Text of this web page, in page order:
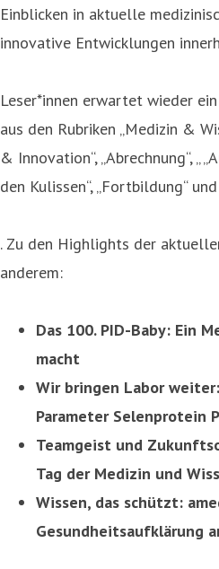
Einblicken in aktuelle
innovative Entwicklungen
Leser*innen erwartet wieder
aus den Rubriken „Medizin &
& Innovation“, „Abrechnung“, „
den Kulissen“, „Fortbildung“
. Zu den Highlights der
anderem:
Das 100. PID-Baby: Ein
macht
Wir bringen Labor
Parameter Selenprotein P
Teamgeist und
Tag der Medizin und
Wissen, das schützt:
Gesundheitsaufklärung